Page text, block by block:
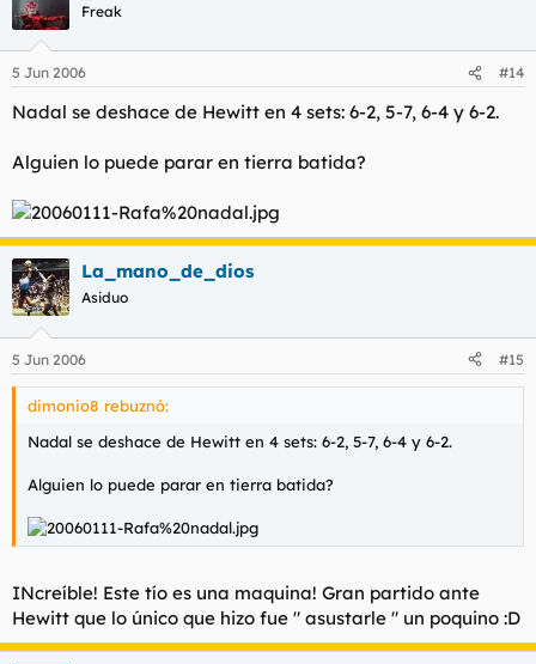
Freak
5 Jun 2006 #14
Nadal se deshace de Hewitt en 4 sets: 6-2, 5-7, 6-4 y 6-2.
Alguien lo puede parar en tierra batida?
La_mano_de_dios
Asiduo
5 Jun 2006 #15
dimonio8 rebuznó:
Nadal se deshace de Hewitt en 4 sets: 6-2, 5-7, 6-4 y 6-2.
Alguien lo puede parar en tierra batida?
INcreíble! Este tío es una maquina! Gran partido ante
Hewitt que lo único que hizo fue " asustarle " un poquino :D